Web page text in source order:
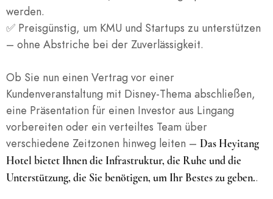
werden.
✅ Preisgünstig, um KMU und Startups zu unterstützen
– ohne Abstriche bei der Zuverlässigkeit.
Ob Sie nun einen Vertrag vor einer
Kundenveranstaltung mit Disney-Thema abschließen,
eine Präsentation für einen Investor aus Lingang
vorbereiten oder ein verteiltes Team über
verschiedene Zeitzonen hinweg leiten – Das Heyitang
Hotel bietet Ihnen die Infrastruktur, die Ruhe und die
Unterstützung, die Sie benötigen, um Ihr Bestes zu geben..